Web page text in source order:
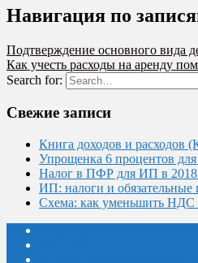
Навигация по
Подтверждение основного вида
Как учесть расходы на аренду
Search for:
Свежие записи
Книга доходов и расходов
Упрощенка 6 процентов
Налог в ПФР для ИП в 2018
ИП: налоги и обязательные
Схема: как уменьшить НДС